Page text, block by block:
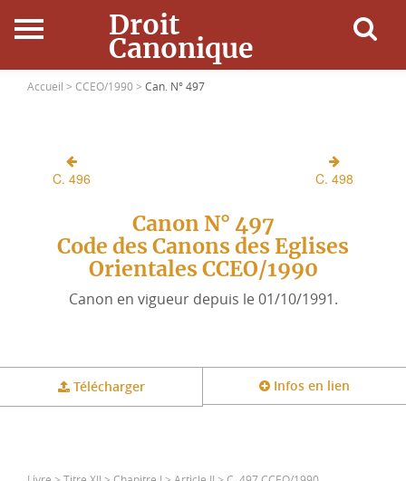
Droit
Canonique
Accueil
Ressources
Connexion
Accueil > CCEO/1990 > Can. N° 497
C. 496 C. 498
Canon N° 497
Code des Canons des Eglises
Orientales CCEO/1990
Canon en vigueur depuis le 01/10/1991.
Télécharger Infos en lien